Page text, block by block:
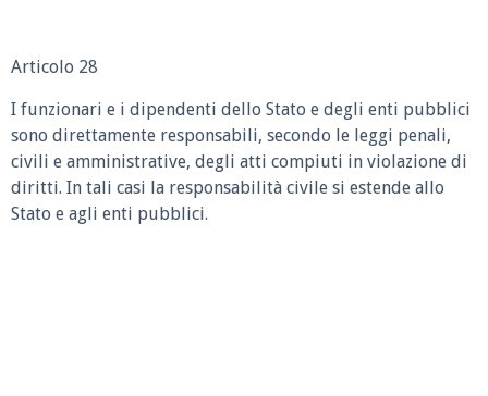
Articolo 28
I funzionari e i dipendenti dello Stato e degli enti pubblici
sono direttamente responsabili, secondo le leggi penali,
civili e amministrative, degli atti compiuti in violazione di
diritti. In tali casi la responsabilità civile si estende allo
Stato e agli enti pubblici.